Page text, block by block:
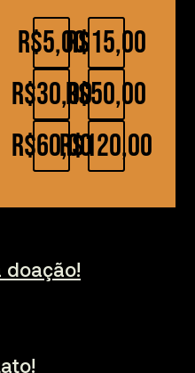
R$5,00
R$30,00
R$60,00
R$15,00
R$50,00
R$120,00
doação!